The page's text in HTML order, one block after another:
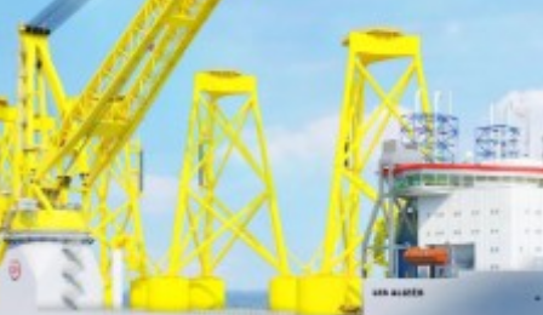
Corporate